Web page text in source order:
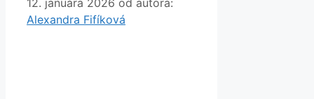
Alexandra Fifíková